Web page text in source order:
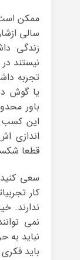
ممکن است
سالی
زندگی
نیستند
تجربه
یا گوش
باور
این کسب
اندازی
قطعا
سعی کنید
کار
ندارند.
نمی
نباید
باید